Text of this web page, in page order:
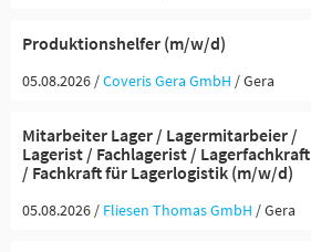
Produktionshelfer (m/w/d)
05.08.2026 /Coveris Gera GmbH / Gera
Mitarbeiter Lager / Lagermitarbeier /
Lagerist / Fachlagerist / Lagerfachkraft
/ Fachkraft für Lagerlogistik (m/w/d)
05.08.2026 / Fliesen Thomas GmbH / Gera